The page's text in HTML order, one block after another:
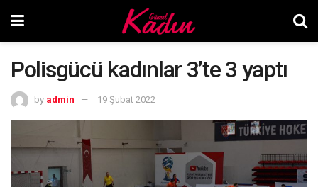
Polisgücü kadınlar 3’te 3 yaptı
by admin 19 Şubat 2022